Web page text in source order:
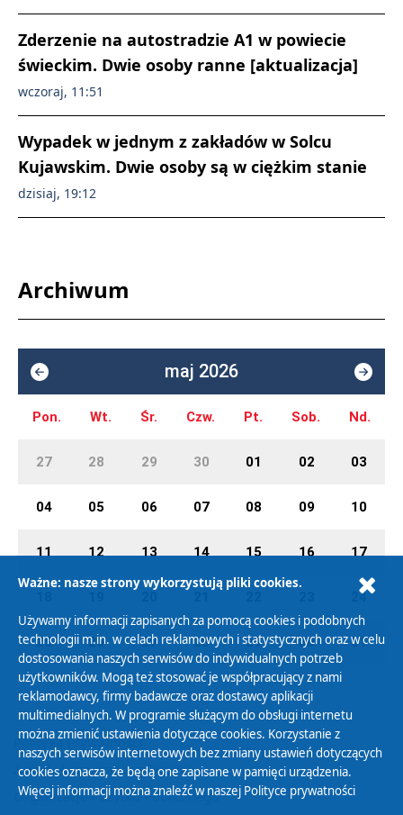
Zderzenie na autostradzie A1 w powiecie
świeckim. Dwie osoby ranne [aktualizacja]
wczoraj, 11:51
Wypadek w jednym z zakładów w Solcu
Kujawskim. Dwie osoby są w ciężkim stanie
dzisiaj, 19:12
Archiwum
maj 2026
Pon. Wt. Śr. Czw. Pt. Sob. Nd.
27 28 29 30 01 02 03
04 05 06 07 08 09 10
11 12 13 14 15 16 17
24
25 26 27 28 29 30 31
Polityka Prywatności
Zasady korzystania z Serwisu
Organizacje Pożytku Publicznego
Ważne: nasze strony wykorzystują pliki cookies.
Używamy informacji zapisanych za pomocą cookies i podobnych
technologii m.in. w celach reklamowych i statystycznych oraz w celu
dostosowania naszych serwisów do indywidualnych potrzeb
użytkowników. Mogą też stosować je współpracujący z nami
reklamodawcy, firmy badawcze oraz dostawcy aplikacji
multimedialnych. W programie służącym do obsługi internetu
można zmienić ustawienia dotyczące cookies. Korzystanie z
naszych serwisów internetowych bez zmiany ustawień dotyczących
cookies oznacza, że będą one zapisane w pamięci urządzenia.
Więcej informacji można znaleźć w naszej Polityce prywatności